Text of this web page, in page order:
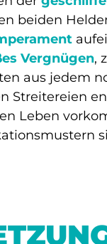
beiden
Vergnügen,
aus jedem
Streitereien
Leben